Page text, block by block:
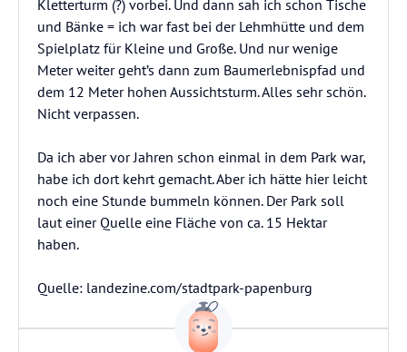
Kletterturm (?) vorbei. Und dann sah ich schon Tische
und Bänke = ich war fast bei der Lehmhütte und dem
Spielplatz für Kleine und Große. Und nur wenige
Meter weiter geht’s dann zum Baumerlebnispfad und
dem 12 Meter hohen Aussichtsturm. Alles sehr schön.
Nicht verpassen.
Da ich aber vor Jahren schon einmal in dem Park war,
habe ich dort kehrt gemacht. Aber ich hätte hier leicht
noch eine Stunde bummeln können. Der Park soll
laut einer Quelle eine Fläche von ca. 15 Hektar
haben.